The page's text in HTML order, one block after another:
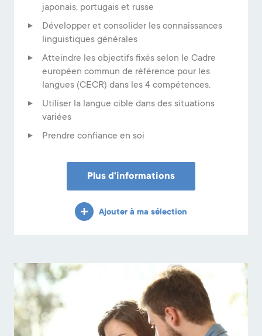
japonais, portugais et russe
Développer et consolider les connaissances
linguistiques générales
Atteindre les objectifs fixés selon le Cadre
européen commun de référence pour les
langues (CECR) dans les 4 compétences.
Utiliser la langue cible dans des situations
variées
Prendre confiance en soi
Plus d'informations
Ajouter à ma sélection